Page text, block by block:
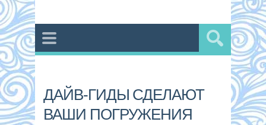
ДАЙВ-ГИДЫ СДЕЛАЮТ
ВАШИ ПОГРУЖЕНИЯ